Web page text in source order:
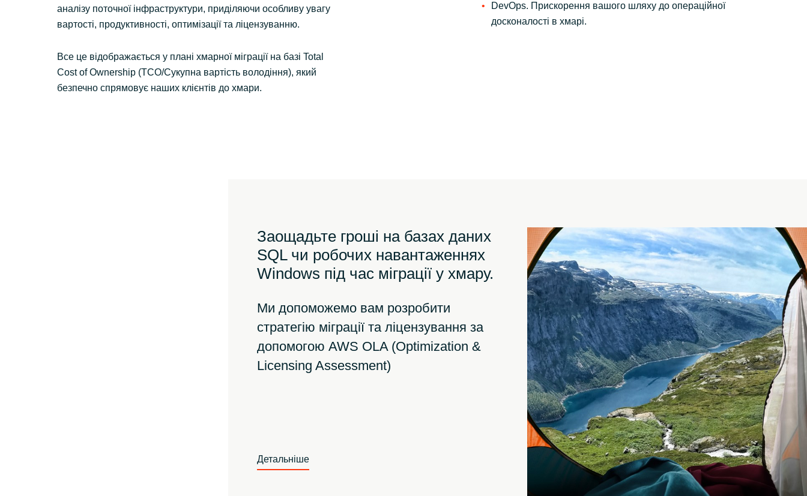
аналізу поточної інфраструктури, приділяючи особливу увагу
вартості, продуктивності, оптимізації та ліцензуванню.
Все це відображається у плані хмарної міграції на базі Total
Cost of Ownership (TCO/Сукупна вартість володіння), який
безпечно спрямовує наших клієнтів до хмари.
DevOps. Прискорення вашого шляху до операційної
досконалості в хмарі.
Заощадьте гроші на базах даних
SQL чи робочих навантаженнях
Windows під час міграції у хмару.
Ми допоможемо вам розробити
стратегію міграції та ліцензування за
допомогою AWS OLA (Optimization &
Licensing Assessment)
Детальніше